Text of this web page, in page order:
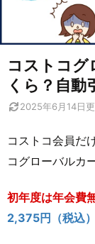
コストコグ
くら？自動
2025年6月14日
コストコ会員だ
コグローバルカ
初年度は年会費
2,375円（税込）